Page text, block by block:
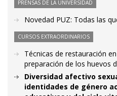
PRENSAS DE LA UNIVERSIDAD
Novedad PUZ: Todas las
CURSOS EXTRAORDINARIOS
Técnicas de restauración
preparación de los huevos
Diversidad afectivo
identidades de género